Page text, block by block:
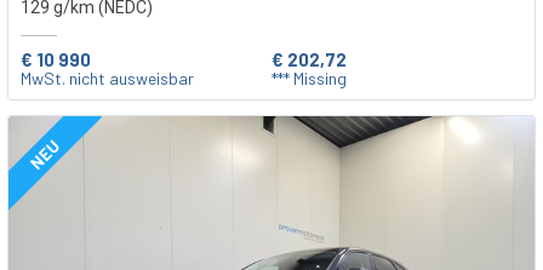
129 g/km (NEDC)
€ 10 990
MwSt. nicht ausweisbar
€ 202,72
*** Missing
NEU